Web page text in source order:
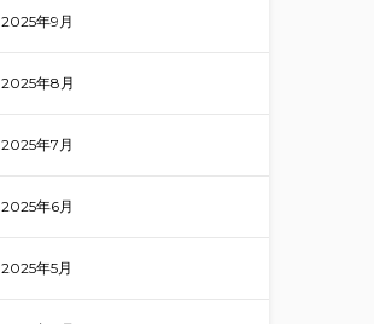
2025年9月
2025年8月
2025年7月
2025年6月
2025年5月